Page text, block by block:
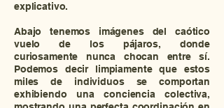
explicativo.
Abajo tenemos imágenes del caótico
vuelo de los pájaros, donde
curiosamente nunca chocan entre sí.
Podemos decir limpiamente que estos
miles de individuos se comportan
exhibiendo una conciencia colectiva,